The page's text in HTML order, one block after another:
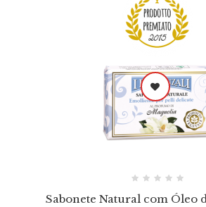
Sabonete Natural com Óleo